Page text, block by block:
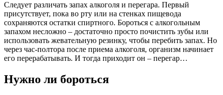
Следует различать запах алкоголя и перегара. Первый
присутствует, пока во рту или на стенках пищевода
сохраняются остатки спиртного. Бороться с алкогольным
запахом несложно – достаточно просто почистить зубы или
использовать жевательную резинку, чтобы перебить запах. Но
через час-полтора после приема алкоголя, организм начинает
его перерабатывать. И тогда приходит он – перегар…
Нужно ли бороться